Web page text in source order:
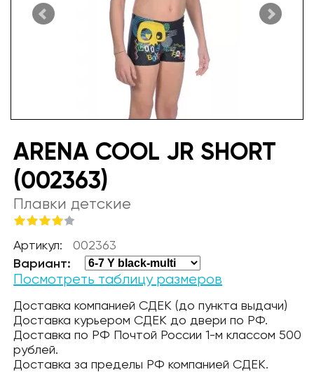
ARENA COOL JR SHORT
(002363)
Плавки детские
Артикул: 002363
Вариант:
Посмотреть таблицу размеров
Доставка компанией СДЕК (до пункта выдачи)
Доставка курьером СДЕК до двери по РФ.
Доставка по РФ Почтой России 1-м классом 500
рублей.
Доставка за пределы РФ компанией СДЕК.